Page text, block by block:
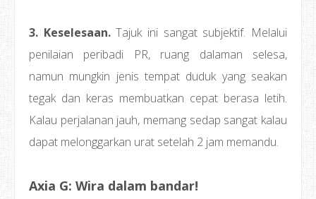
3. Keselesaan.Tajuk ini sangat subjektif. Melalui
penilaian peribadi PR, ruang dalaman selesa,
namun mungkin jenis tempat duduk yang seakan
tegak dan keras membuatkan cepat berasa letih.
Kalau perjalanan jauh, memang sedap sangat kalau
dapat melonggarkan urat setelah 2 jam memandu.
Axia G: Wira dalam bandar!